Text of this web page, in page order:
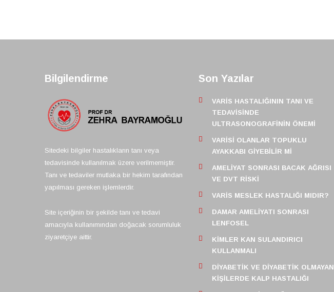
Bilgilendirme
Sitedeki bilgiler hastalıkların tanı veya
tedavisinde kullanılmak üzere verilmemiştir.
Tanı ve tedaviler mutlaka bir hekim tarafından
yapılması gereken işlemlerdir.
Site içeriğinin bir şekilde tanı ve tedavi
amacıyla kullanımından doğacak sorumluluk
ziyaretçiye aittir.
Son Yazılar
VARIS HASTALIĞININ TANI VE
TEDAVISINDE
ULTRASONOGRAFININ ÖNEMI
VARISI OLANLAR TOPUKLU
AYAKKABI GIYEBILIR MI
AMELIYAT SONRASI BACAK AĞRISI
VE DVT RISKI
VARIS MESLEK HASTALIĞI MIDIR?
DAMAR AMELIYATI SONRASI
LENFOSEL
KIMLER KAN SULANDIRICI
KULLANMALI
DIYABETIK VE DIYABETIK OLMAYAN
KIŞILERDE KALP HASTALIĞI